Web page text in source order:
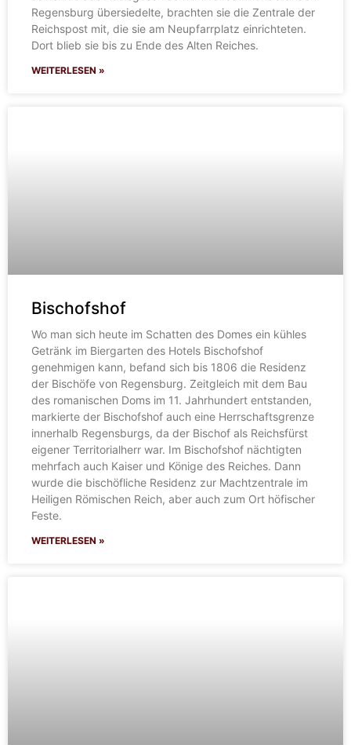
Regensburg übersiedelte, brachten sie die Zentrale der
Reichspost mit, die sie am Neupfarrplatz einrichteten.
Dort blieb sie bis zu Ende des Alten Reiches.
WEITERLESEN »
Bischofshof
Wo man sich heute im Schatten des Domes ein kühles
Getränk im Biergarten des Hotels Bischofshof
genehmigen kann, befand sich bis 1806 die Residenz
der Bischöfe von Regensburg. Zeitgleich mit dem Bau
des romanischen Doms im 11. Jahrhundert entstanden,
markierte der Bischofshof auch eine Herrschaftsgrenze
innerhalb Regensburgs, da der Bischof als Reichsfürst
eigener Territorialherr war. Im Bischofshof nächtigten
mehrfach auch Kaiser und Könige des Reiches. Dann
wurde die bischöfliche Residenz zur Machtzentrale im
Heiligen Römischen Reich, aber auch zum Ort höfischer
Feste.
WEITERLESEN »